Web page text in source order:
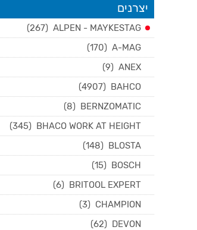
יצרנים
ALPEN - MAYKESTAG
(267)
A-MAG
(170)
ANEX
(9)
BAHCO
(4907)
BERNZOMATIC
(8)
BHACO WORK AT HEIGHT
(345)
BLOSTA
(148)
BOSCH
(15)
BRITOOL EXPERT
(6)
CHAMPION
(3)
DEVON
(62)